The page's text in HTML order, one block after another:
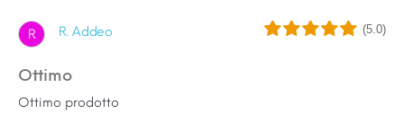
R R. Addeo (5.0)
Ottimo
Ottimo prodotto